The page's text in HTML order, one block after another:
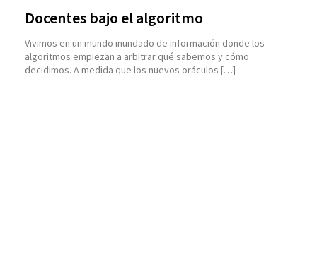
Docentes bajo el algoritmo
Vivimos en un mundo inundado de información donde los
algoritmos empiezan a arbitrar qué sabemos y cómo
decidimos. A medida que los nuevos oráculos […]